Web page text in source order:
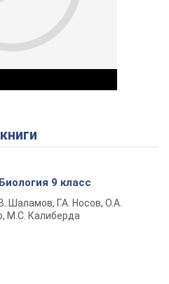
Play Video
9 класс
Шаламов, Г.А. Носов, О.А.
М.С. Калиберда